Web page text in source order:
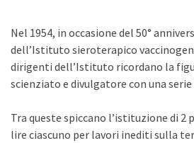
Nel 1954, in occasione del 50°
dell’Istituto sieroterapico
dirigenti dell’Istituto ricordano la
scienziato e divulgatore con una
Tra queste spiccano l’istituzione di 2
lire ciascuno per lavori inediti sulla